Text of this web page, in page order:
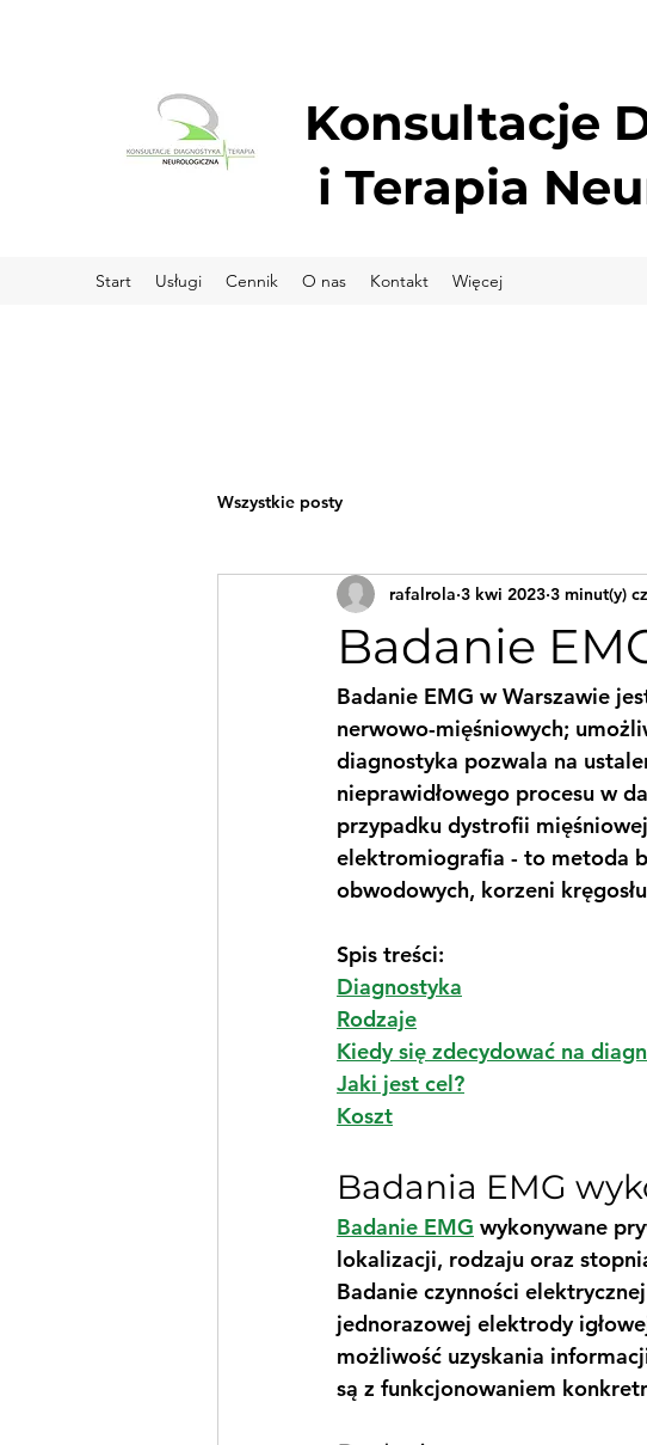
Konsultacje
i Terapia
Start Usługi Cennik O nas Kontakt Więcej
Wszystkie posty
Badanie
rafalrola 3 kwi 2023 3 minut(y)
Badanie EMG w Warszawie
nerwowo-mięśniowych;
diagnostyka pozwala na
nieprawidłowego procesu w
przypadku dystrofii
elektromiografia - to metoda
obwodowych, korzeni
Spis treści:
Diagnostyka
Rodzaje
Kiedy się zdecydować na
Jaki jest cel?
Koszt
Badania EMG
Badanie EMG wykonywane
lokalizacji, rodzaju oraz
Badanie czynności
jednorazowej elektrody
możliwość uzyskania
są z funkcjonowaniem